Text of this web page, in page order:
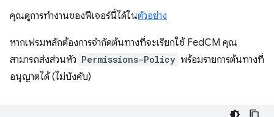
คุณดูการทำงานของฟีเจอร์นี้ได้ในตัวอย่าง
หากเฟรมหลักต้องการจำกัดต้นทางที่จะเรียกใช้ FedCM คุณ
สามารถส่งส่วนหัว Permissions-Policy พร้อมรายการต้นทางที่
อนุญาตได้ (ไม่บังคับ)